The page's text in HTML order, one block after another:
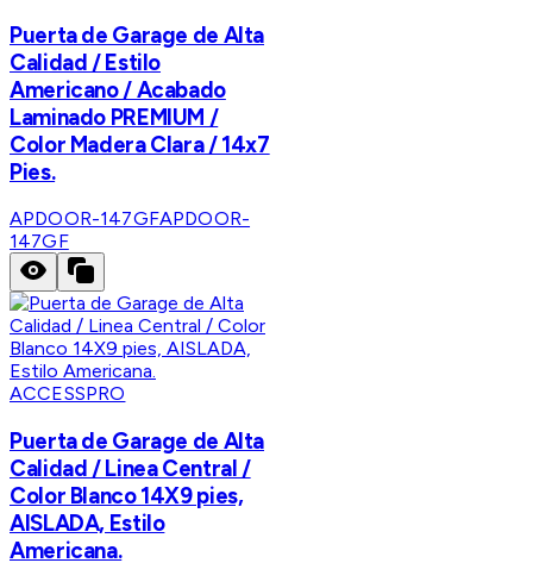
Puerta de Garage de Alta
Calidad / Estilo
Americano / Acabado
Laminado PREMIUM /
Color Madera Clara / 14x7
Pies.
APDOOR-147GFAPDOOR-
147GF
ACCESSPRO
Puerta de Garage de Alta
Calidad / Linea Central /
Color Blanco 14X9 pies,
AISLADA, Estilo
Americana.